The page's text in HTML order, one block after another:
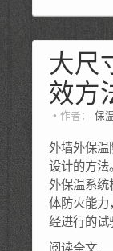
大尺
效方
作者： 保
外墙外保温
设计的方法
外保温系统
体防火能力
经进行的试